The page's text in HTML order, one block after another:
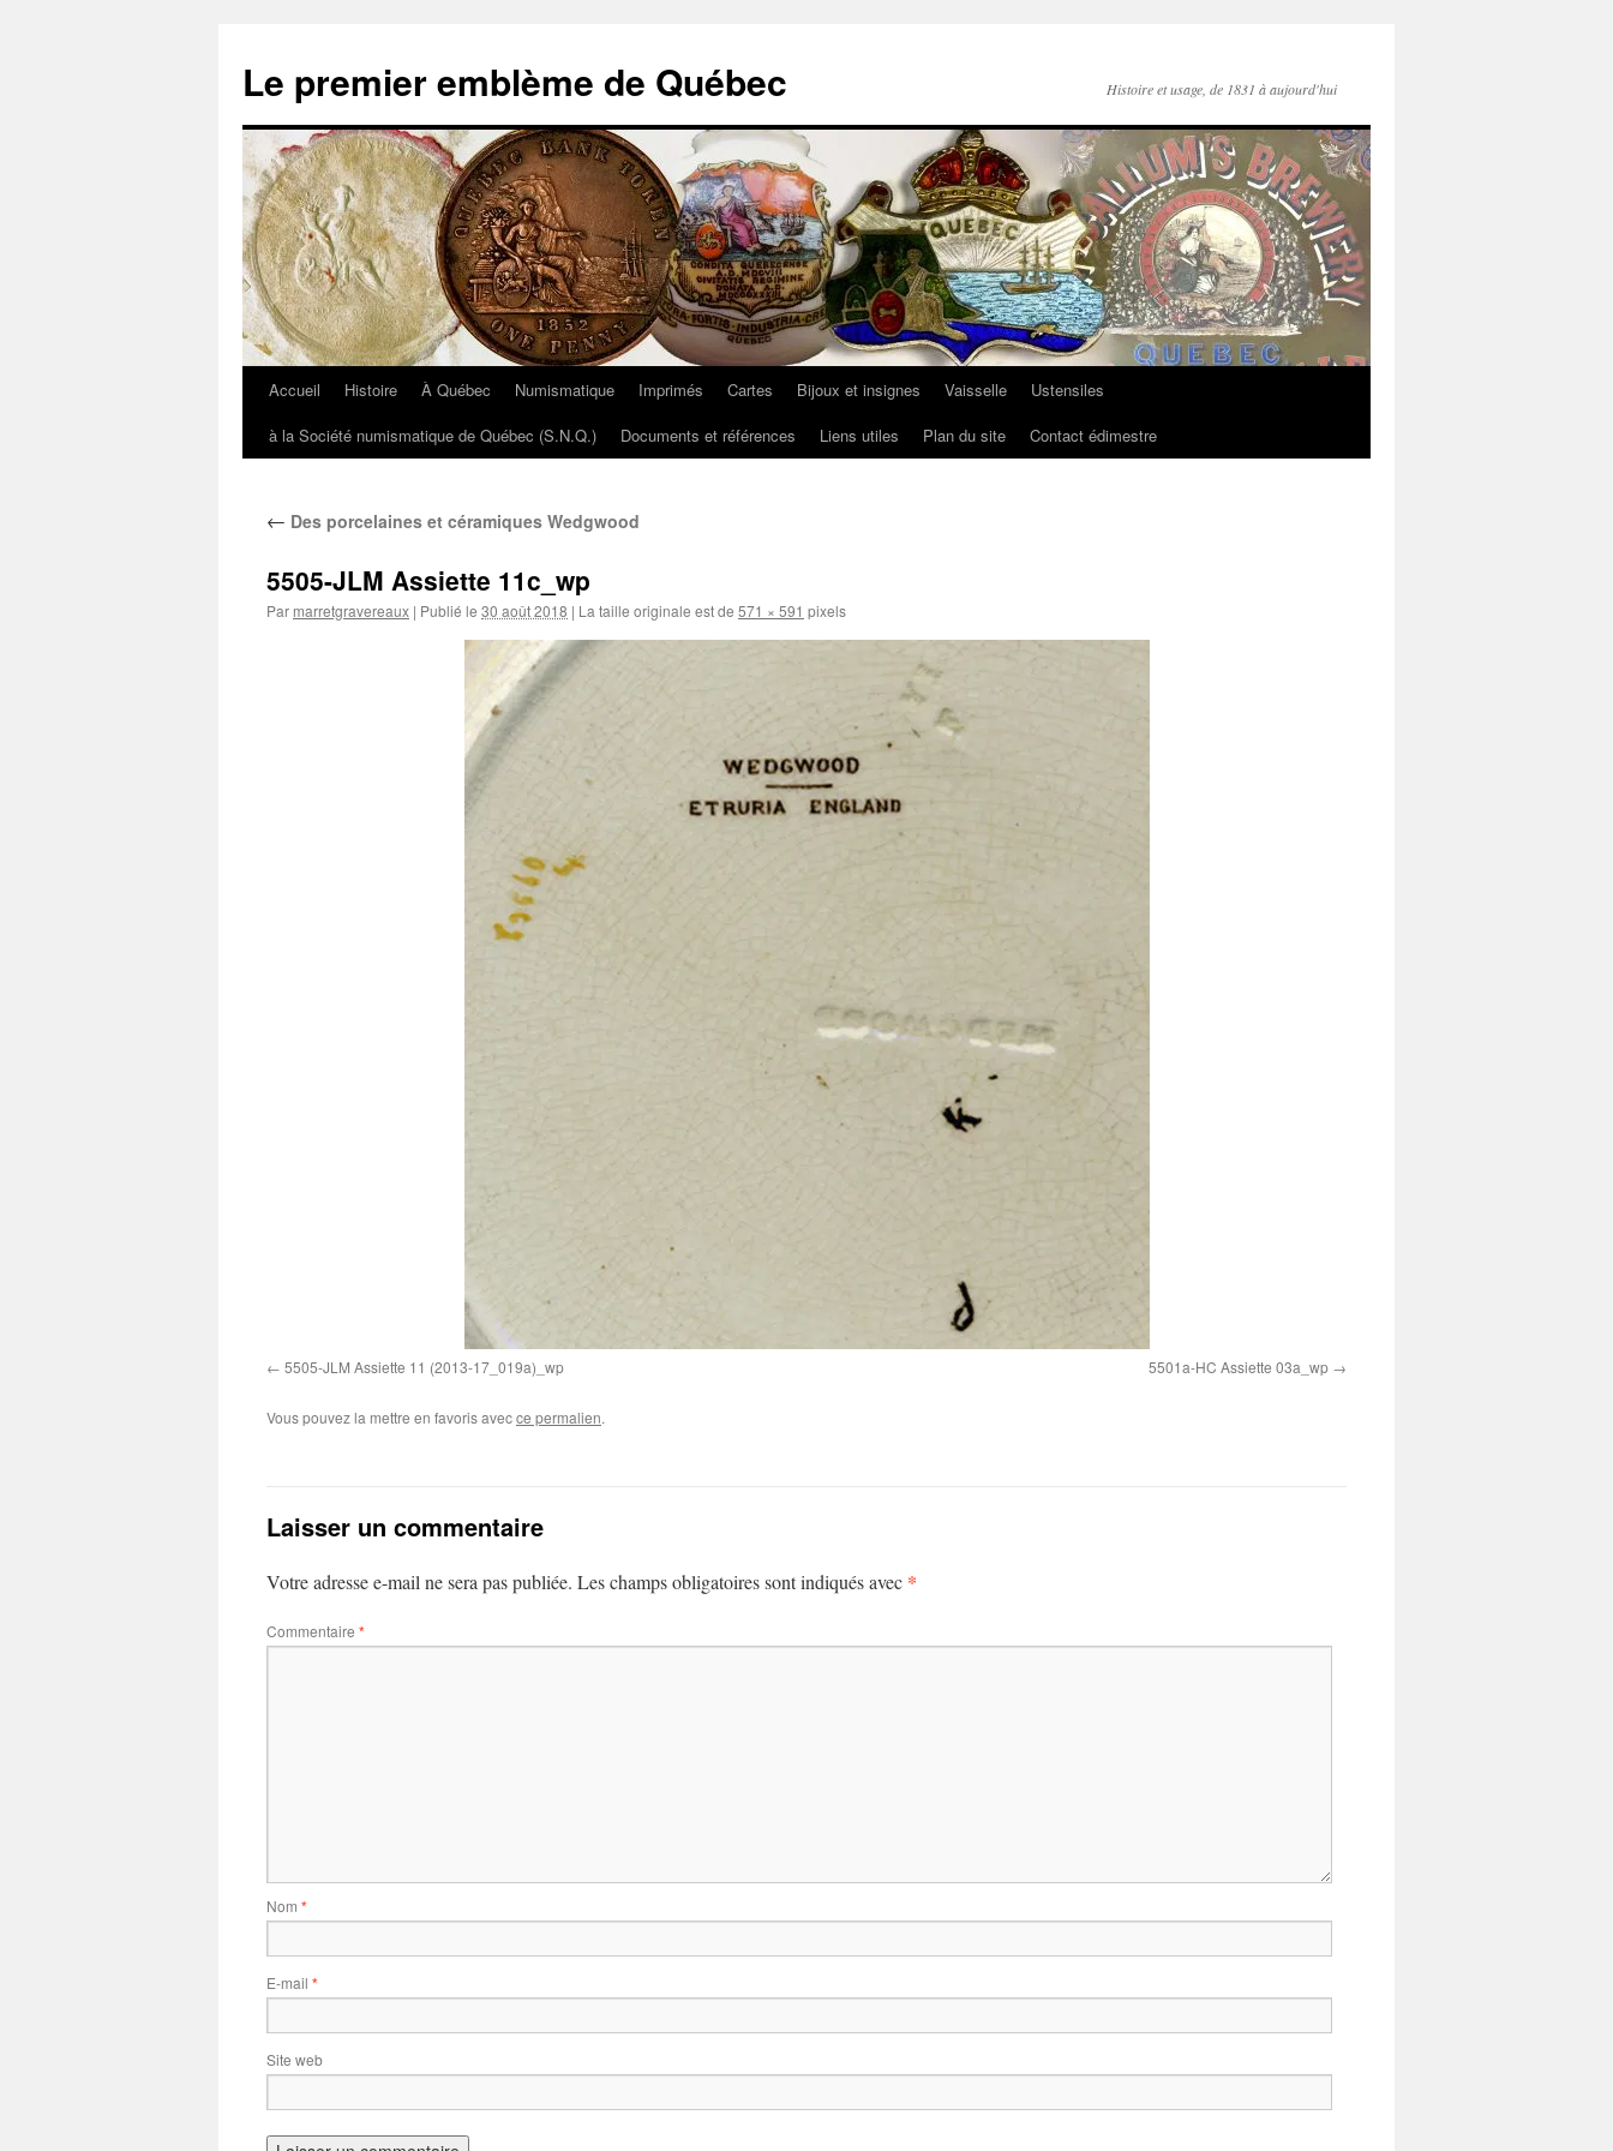
contenu
Le premier emblème de Québec Histoire et usage, de 1831 à aujourd'hui
Accueil Histoire À Québec Numismatique Imprimés Cartes Bijoux et insignes Vaisselle
Ustensiles
à la Société numismatique de Québec (S.N.Q.)
Documents et références Liens utiles Plan du site Contact édimestre
← Des porcelaines et céramiques Wedgwood
5505-JLM Assiette 11c_wp
Par marretgravereaux | Publié le 30 août 2018 | La taille originale est de 571 × 591 pixels
5505-JLM Assiette 11 (2013-17_019a)_wp 5501a-HC Assiette 03a_wp
Vous pouvez la mettre en favoris avecce permalien.
Laisser un commentaire
Votre adresse e-mail ne sera pas publiée. Les champs obligatoires sont indiqués avec *
Commentaire *
Nom *
E-mail *
Site web